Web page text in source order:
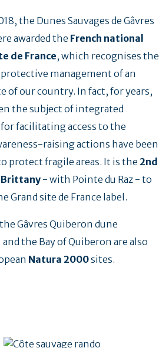
the Dunes Sauvages de Gâvres
awarded the French national
de France, which recognises the
management of an
of our country. In fact, for years,
the subject of integrated
facilitating access to the
raising actions have been
protect fragile areas. It is the2nd
- with Pointe du Raz - to
Grand site de France label.
Gâvres Quiberon dune
the Bay of Quiberon are also
Natura 2000sites.